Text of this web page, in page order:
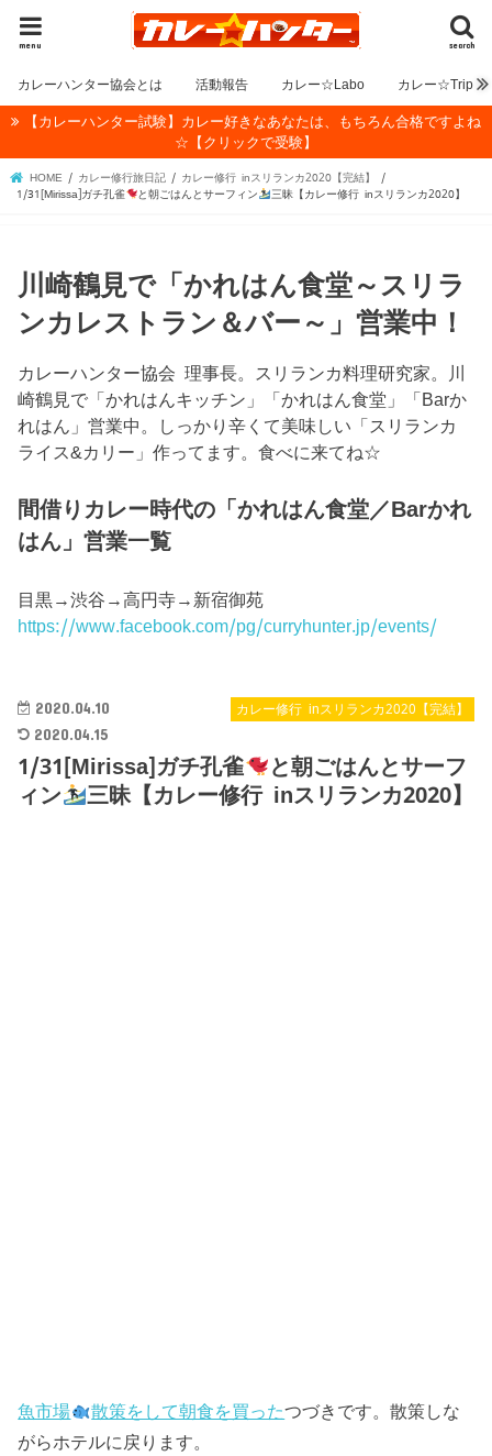
search
menu
カレーハンター協会とは 活動報告 カレー☆Labo カレー☆Trip
【カレーハンター試験】カレー好きなあなたは、もちろん合格ですよね
☆【クリックで受験】
HOME カレー修行旅日記
カレー修行 inスリランカ2020【完結】
1/31[Mirissa]ガチ孔雀
と朝ごはんとサーフィン 三昧【カレー修行 inスリランカ2020】
川崎鶴見で「かれはん食堂～スリラ
ンカレストラン＆バー～」営業中！
カレーハンター協会 理事長。スリランカ料理研究家。川
崎鶴見で「かれはんキッチン」「かれはん食堂」「Barか
れはん」営業中。しっかり辛くて美味しい「スリランカ
ライス&カリー」作ってます。食べに来てね☆
間借りカレー時代の「かれはん食堂／Barかれ
はん」営業一覧
目黒→渋谷→高円寺→新宿御苑
https://www.facebook.com/pg/curryhunter.jp/events/
カレー修行 inスリランカ2020【完結】
2020.04.10
2020.04.15
1/31[Mirissa]ガチ孔雀
と朝ごはんとサーフ
ィン
三昧【カレー修行 inスリランカ2020】
魚市場 散策をして朝食を買ったつづきです。散策しな
がらホテルに戻ります。